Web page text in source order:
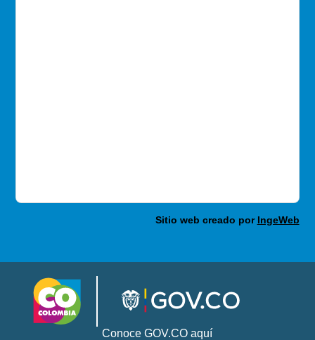
Sitio web creado por IngeWeb
Conoce GOV.CO aquí